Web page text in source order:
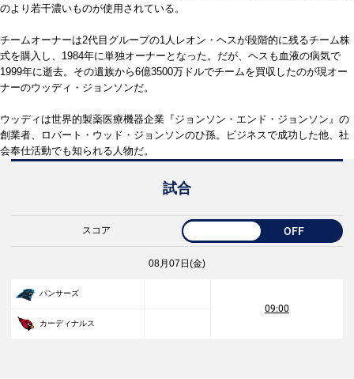
のより若干濃いものが使用されている。
チームオーナーは2代目グループの1人レオン・ヘスが段階的に残るチーム株
式を購入し、1984年に単独オーナーとなった。だが、ヘスも血液の病気で
1999年に逝去。その遺族から6億3500万ドルでチームを買収したのが現オー
ナーのウッディ・ジョンソンだ。
ウッディは世界的製薬医療機器企業『ジョンソン・エンド・ジョンソン』の
創業者、ロバート・ウッド・ジョンソンのひ孫。ビジネスで成功した他、社
会奉仕活動でも知られる人物だ。
試合
スコア OFF
08月07日(金)
パンサーズ
09:00
カーディナルス